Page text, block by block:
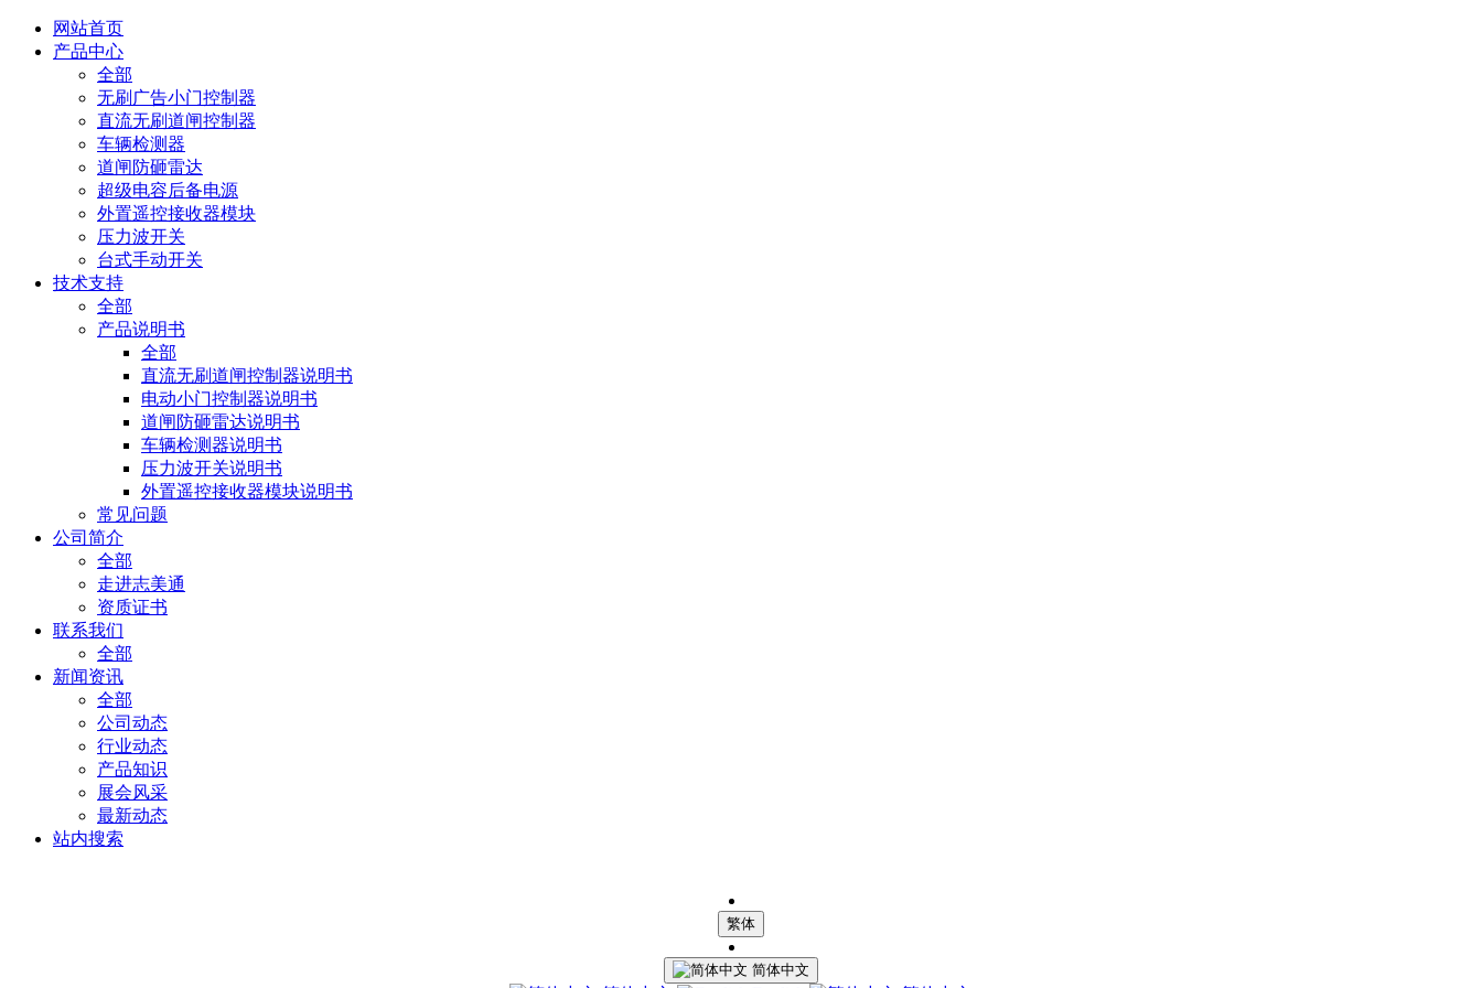
网站首页
产品中心
全部
无刷广告小门控制器
直流无刷道闸控制器
车辆检测器
道闸防砸雷达
超级电容后备电源
外置遥控接收器模块
压力波开关
台式手动开关
技术支持
全部
产品说明书
全部
直流无刷道闸控制器说明书
电动小门控制器说明书
道闸防砸雷达说明书
车辆检测器说明书
压力波开关说明书
外置遥控接收器模块说明书
常见问题
公司简介
全部
走进志美通
资质证书
联系我们
全部
新闻资讯
全部
公司动态
行业动态
产品知识
展会风采
最新动态
站内搜索
繁体
简体中文